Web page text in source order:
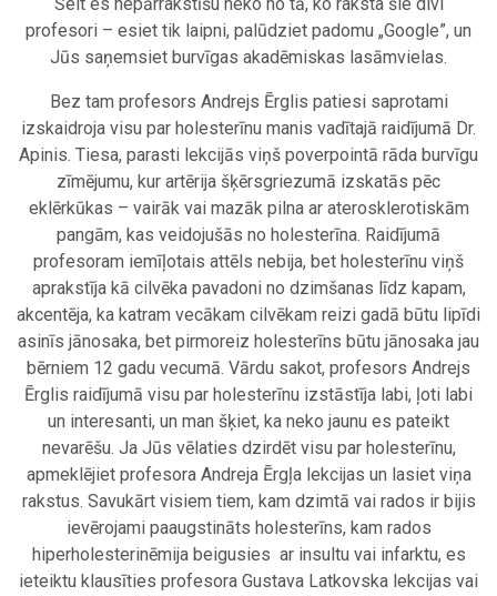
Šeit es nepārrakstīšu neko no tā, ko raksta šie divi
profesori – esiet tik laipni, palūdziet padomu „Google”, un
Jūs saņemsiet burvīgas akadēmiskas lasāmvielas.
Bez tam profesors Andrejs Ērglis patiesi saprotami
izskaidroja visu par holesterīnu manis vadītajā raidījumā Dr.
Apinis. Tiesa, parasti lekcijās viņš poverpointā rāda burvīgu
zīmējumu, kur artērija šķērsgriezumā izskatās pēc
eklērkūkas – vairāk vai mazāk pilna ar aterosklerotiskām
pangām, kas veidojušās no holesterīna. Raidījumā
profesoram iemīļotais attēls nebija, bet holesterīnu viņš
aprakstīja kā cilvēka pavadoni no dzimšanas līdz kapam,
akcentēja, ka katram vecākam cilvēkam reizi gadā būtu lipīdi
asinīs jānosaka, bet pirmoreiz holesterīns būtu jānosaka jau
bērniem 12 gadu vecumā. Vārdu sakot, profesors Andrejs
Ērglis raidījumā visu par holesterīnu izstāstīja labi, ļoti labi
un interesanti, un man šķiet, ka neko jaunu es pateikt
nevarēšu. Ja Jūs vēlaties dzirdēt visu par holesterīnu,
apmeklējiet profesora Andreja Ērgļa lekcijas un lasiet viņa
rakstus. Savukārt visiem tiem, kam dzimtā vai rados ir bijis
ievērojami paaugstināts holesterīns, kam rados
hiperholesterinēmija beigusies ar insultu vai infarktu, es
ieteiktu klausīties profesora Gustava Latkovska lekcijas vai